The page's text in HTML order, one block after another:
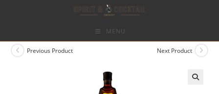
MENU
Previous Product Next Product